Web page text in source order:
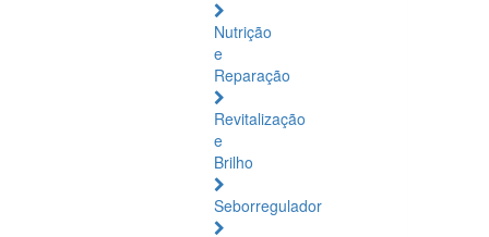
Nutrição
e
Reparação
Revitalização
e
Brilho
Seborregulador